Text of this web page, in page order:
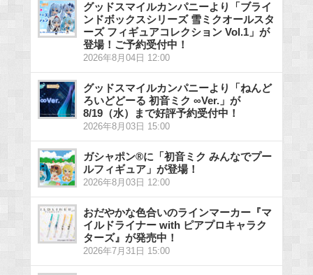
グッドスマイルカンパニーより「ブライ
ンドボックスシリーズ 雪ミクオールスタ
ーズ フィギュアコレクション Vol.1」が
登場！ご予約受付中！
2026年8月04日 12:00
グッドスマイルカンパニーより「ねんど
ろいどどーる 初音ミク ∞Ver.」が
8/19（水）まで好評予約受付中！
2026年8月03日 15:00
ガシャポン®に「初音ミク みんなでプー
ルフィギュア」が登場！
2026年8月03日 12:00
おだやかな色合いのラインマーカー『マ
イルドライナー with ピアプロキャラク
ターズ』が発売中！
2026年7月31日 15:00